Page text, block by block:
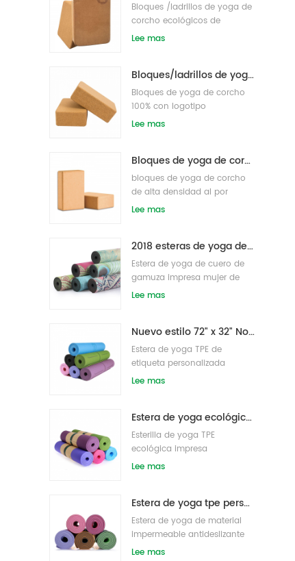
Bloques /ladrillos de yoga de
corcho ecológicos de
etiqueta privada impresos
Lee mas
Bloques/ladrillos de yoga de corcho natural de etiqueta privada impresa de suministro de fábrica
Bloques de yoga de corcho
100% con logotipo
personalizado OEM de alta
Lee mas
Bloques de yoga de corcho natural 4 x 6 x 9 pulgadas Ladrillos antideslizantes naturales al por mayor
bloques de yoga de corcho
de alta densidad al por
mayor
Lee mas
2018 esteras de yoga de gamuza impresas personalizadas de caucho natural de moda al por mayor
Estera de yoga de cuero de
gamuza impresa mujer de
goma natural ecológica
Lee mas
Nuevo estilo 72" x 32" No tóxico, sin látex, sin PVC - Esterilla de yoga 100% TPE
Estera de yoga TPE de
etiqueta personalizada
antideslizante de alta
Lee mas
Estera de yoga ecológica patentada no tóxica TPE al por mayor de China
Esterilla de yoga TPE
ecológica impresa
personalizada
Lee mas
Estera de yoga tpe personalizada de alta calidad de gran oferta de china
Estera de yoga de material
impermeable antideslizante
tpe respetuosa con el medio
Lee mas